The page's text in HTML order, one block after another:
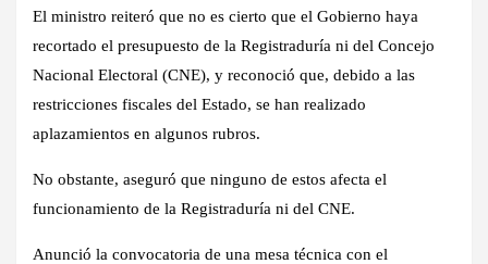
El ministro reiteró que no es cierto que el Gobierno haya
recortado el presupuesto de la Registraduría ni del Concejo
Nacional Electoral (CNE), y reconoció que, debido a las
restricciones fiscales del Estado, se han realizado
aplazamientos en algunos rubros.
No obstante, aseguró que ninguno de estos afecta el
funcionamiento de la Registraduría ni del CNE.
Anunció la convocatoria de una mesa técnica con el